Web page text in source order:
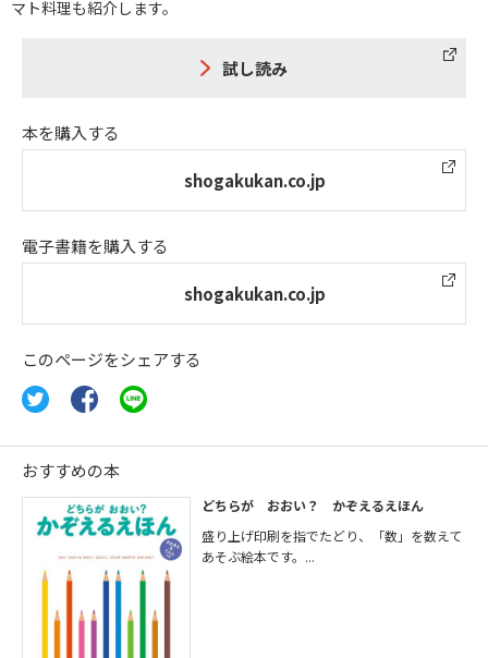
マト料理も紹介します。
試し読み
本を購入する
shogakukan.co.jp
電子書籍を購入する
shogakukan.co.jp
このページをシェアする
おすすめの本
どちらが おおい？ かぞえるえほん
盛り上げ印刷を指でたどり、「数」を数えて
あそぶ絵本です。...